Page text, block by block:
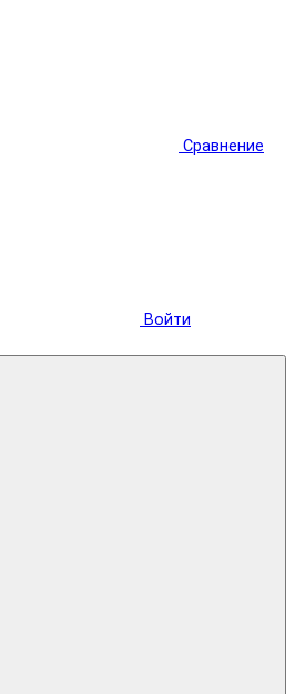
Сравнение
Войти